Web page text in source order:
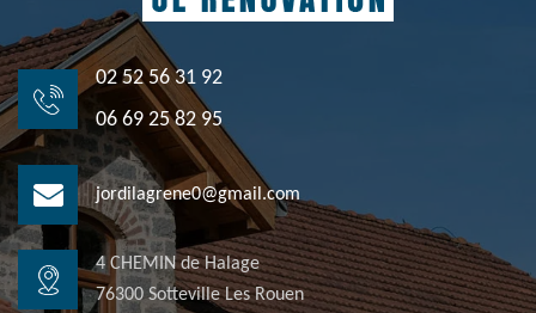
02 52 56 31 92
06 69 25 82 95
jordilagrene0@gmail.com
4 CHEMIN de Halage
76300 Sotteville Les Rouen